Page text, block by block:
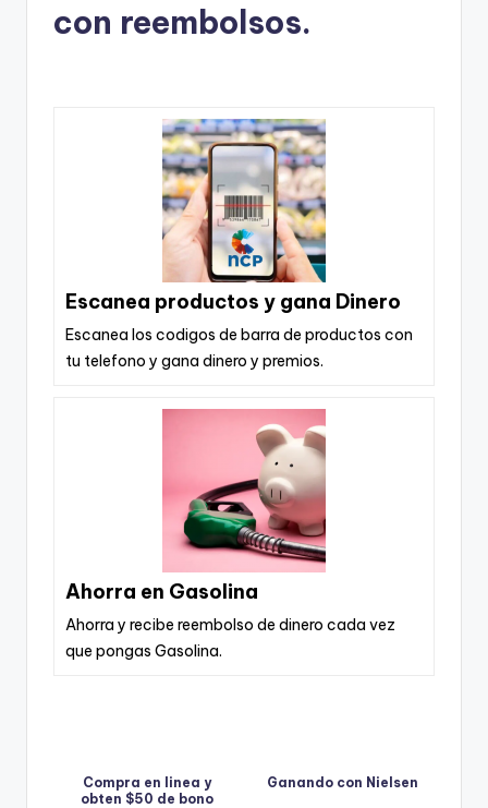
con reembolsos.
Escanea productos y gana Dinero
Escanea los codigos de barra de productos con
tu telefono y gana dinero y premios.
Ahorra en Gasolina
Ahorra y recibe reembolso de dinero cada vez
que pongas Gasolina.
Compra en linea y
obten $50 de bono
Ganando con Nielsen